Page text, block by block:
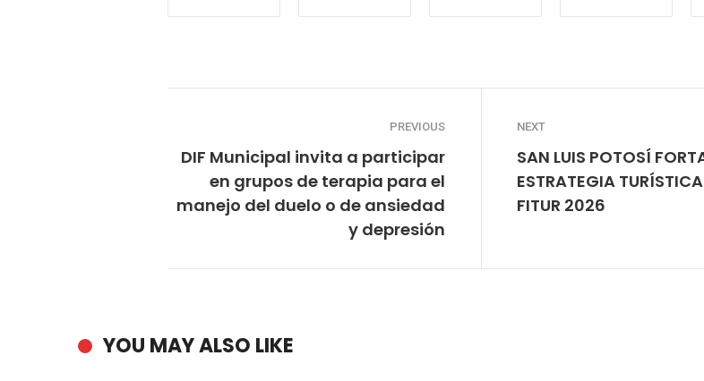
PREVIOUS
DIF Municipal invita a participar
en grupos de terapia para el
manejo del duelo o de ansiedad
y depresión
NEXT
SAN LUIS POTOSÍ
ESTRATEGIA
FITUR 2026
YOU MAY ALSO LIKE